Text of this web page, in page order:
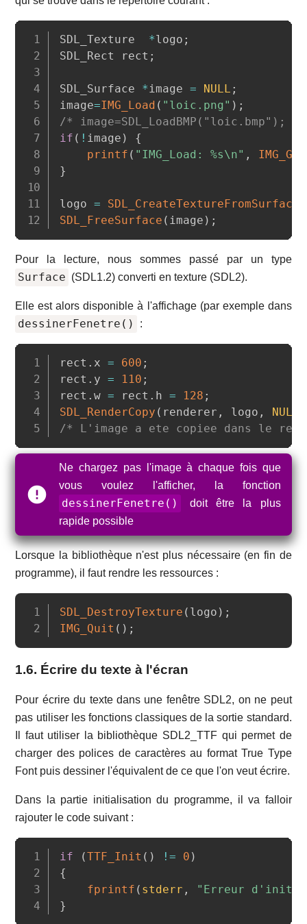
SDL_Texture *logo ;
SDL_Rect rect ;
SDL_Surface *image = NULL ;
image=IMG_Load ( "loic.png" ) ;
/*
if ( ! image )
{
printf ( "IMG_Load: %s\n" ,
}
logo = SDL_CreateTextureFromSurface
SDL_FreeSurface ( image ) ;
Pour la lecture, nous sommes passé par un type
Surface (SDL1.2) converti en texture (SDL2).
Elle est alors disponible à l'affichage (par exemple dans
dessinerFenetre() :
rect . x = 600 ;
rect . y = 110 ;
rect .w = rect . h = 128 ;
SDL_RenderCopy ( renderer , logo , NULL
/* L'image a ete copiee dans le
Ne chargez pas l'image à chaque fois que
vous voulez l'afficher, la fonction
dessinerFenetre()
doit être la plus
rapide possible
Lorsque la bibliothèque n'est plus nécessaire (en fin de
programme), il faut rendre les ressources :
SDL_DestroyTexture ( logo ) ;
IMG_Quit ( ) ;
1.6. Écrire du texte à l'écran
Pour écrire du texte dans une fenêtre SDL2, on ne peut
pas utiliser les fonctions classiques de la sortie standard.
Il faut utiliser la bibliothèque SDL2_TTF qui permet de
charger des polices de caractères au format True Type
Font puis dessiner l'équivalent de ce que l'on veut écrire.
Dans la partie initialisation du programme, il va falloir
rajouter le code suivant :
if (TTF_Init ( ) != 0 )
{
fprintf ( stderr ,
"Erreur
}